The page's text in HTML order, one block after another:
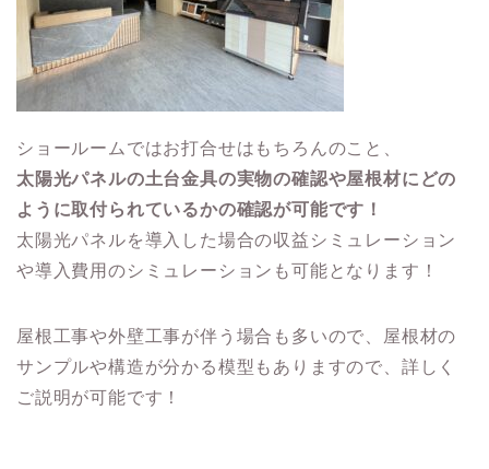
ショールームではお打合せはもちろんのこと、
太陽光パネルの土台金具の実物の確認や屋根材にどの
ように取付られているかの確認が可能です！
太陽光パネルを導入した場合の収益シミュレーション
や導入費用のシミュレーションも可能となります！
屋根工事や外壁工事が伴う場合も多いので、屋根材の
サンプルや構造が分かる模型もありますので、詳しく
ご説明が可能です！